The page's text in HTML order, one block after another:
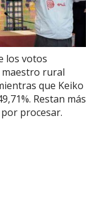
los votos
rural
que Keiko
Restan más
procesar.